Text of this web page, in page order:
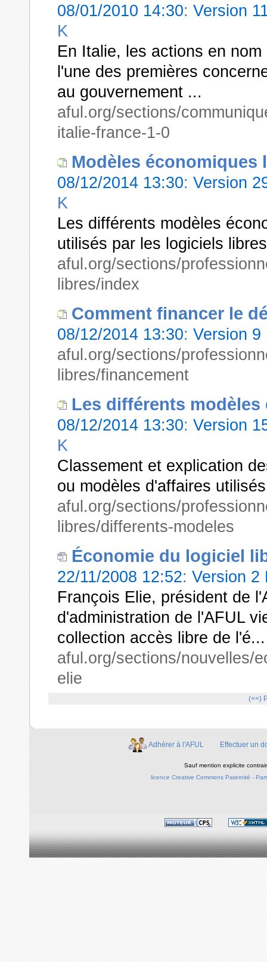
08/01/2010 14:30: Version
K
En Italie, les actions en
l'une des premières
au gouvernement ...
aful.org/sections/
italie-france-1-0
Modèles
08/12/2014 13:30: Version
K
Les différents modèles
utilisés par les logiciels libres
aful.org/sections/
libres/index
Comment financer le
08/12/2014 13:30: Version
aful.org/sections/
libres/financement
Les différents
08/12/2014 13:30: Version
K
Classement et explication
ou modèles d'affaires
aful.org/sections/
libres/differents-modeles
Économie du logiciel
22/11/2008 12:52: Version
François Elie, président de
d'administration de l'AFUL
collection accès libre de l'é...
aful.org/sections/nouvelles/
elie
(<<)
Adhérer à l'AFUL Effectuer un
Sauf mention explicite
licence Creative Commons Paternité -